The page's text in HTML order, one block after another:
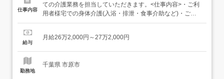
仕事内容
ての介護業務を担当していただきます。<仕事内容>・ご利
用者様宅での身体介護(入浴・排泄・食事介助など)・ご利
用者様宅での生活援助(掃除・洗濯・調理・買い物など)・
内での簡単な事務作業(報告書整理、記録チェック補助な
給与
月給26万2,000円～27万2,000円
勤務地
千葉県 市原市